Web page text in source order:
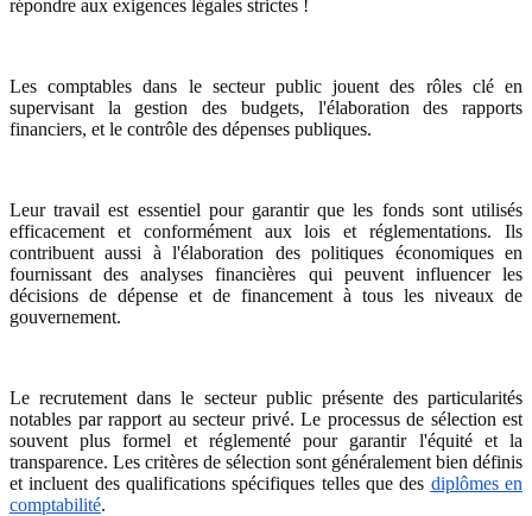
répondre aux exigences légales strictes !
Les comptables dans le secteur public jouent des rôles clé en
supervisant la gestion des budgets, l'élaboration des rapports
financiers, et le contrôle des dépenses publiques.
Leur travail est essentiel pour garantir que les fonds sont utilisés
efficacement et conformément aux lois et réglementations. Ils
contribuent aussi à l'élaboration des politiques économiques en
fournissant des analyses financières qui peuvent influencer les
décisions de dépense et de financement à tous les niveaux de
gouvernement.
Le recrutement dans le secteur public présente des particularités
notables par rapport au secteur privé. Le processus de sélection est
souvent plus formel et réglementé pour garantir l'équité et la
transparence. Les critères de sélection sont généralement bien définis
et incluent des qualifications spécifiques telles que des diplômes en
comptabilité.